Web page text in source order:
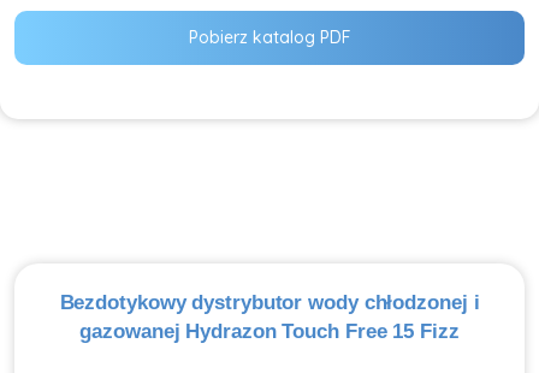
Pobierz katalog PDF
Bezdotykowy dystrybutor wody chłodzonej i
gazowanej Hydrazon Touch Free 15 Fizz